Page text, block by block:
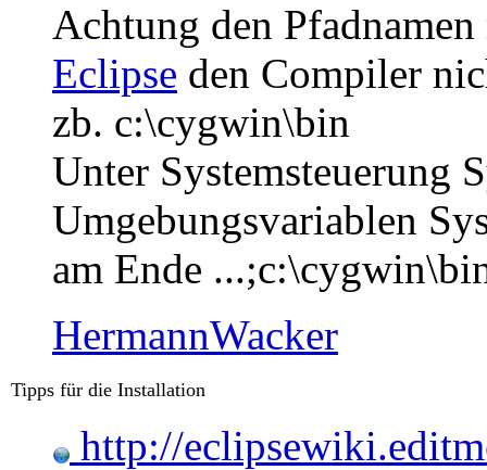
Achtung den
Eclipse den Compiler
zb. c:\cygwin\bin
Unter Systemsteuerung
Umgebungsvariablen
am Ende
HermannWacker
Tipps für die Installation
http://